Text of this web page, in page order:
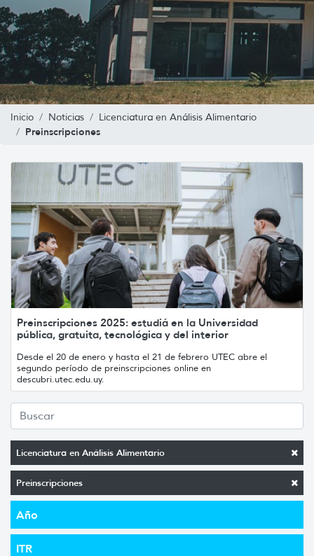
Inicio Noticias Licenciatura en Análisis Alimentario
Preinscripciones
Licenciatura en Análisis Alimentario
Preinscripciones
Año
ITR
Preinscripciones 2025: estudiá en la Universidad
pública, gratuita, tecnológica y del interior
Desde el 20 de enero y hasta el 21 de febrero UTEC abre el
segundo período de preinscripciones online en
descubri.utec.edu.uy.